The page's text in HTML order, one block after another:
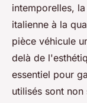
intemporelles,
italienne à la
pièce véhicule
delà de
essentiel pour
utilisés sont